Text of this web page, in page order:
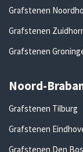
Grafstenen
Grafstenen
Grafstenen
Noord-
Grafstenen Tilburg
Grafstenen
Grafstenen Den